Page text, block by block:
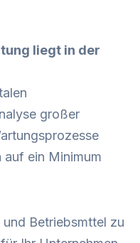
liegt in der
großer
ein Minimum
Betriebsmttel zu